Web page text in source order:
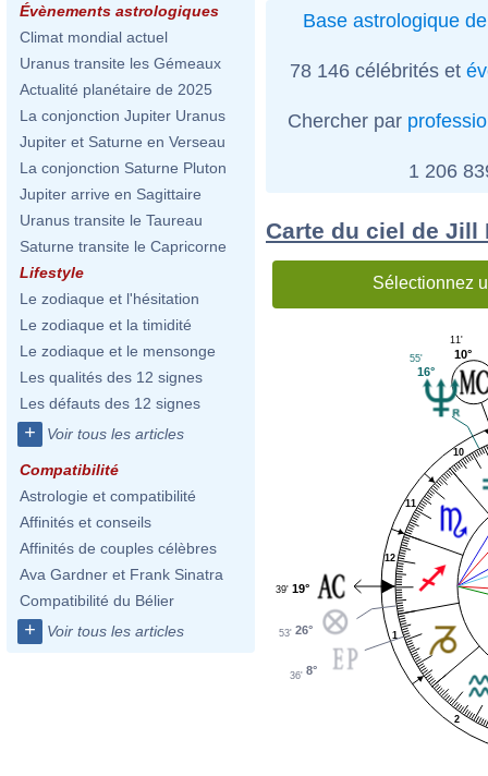
Évènements astrologiques
Climat mondial actuel
Uranus transite les Gémeaux
Actualité planétaire de 2025
La conjonction Jupiter Uranus
Jupiter et Saturne en Verseau
La conjonction Saturne Pluton
Jupiter arrive en Sagittaire
Uranus transite le Taureau
Saturne transite le Capricorne
Lifestyle
Le zodiaque et l'hésitation
Le zodiaque et la timidité
Le zodiaque et le mensonge
Les qualités des 12 signes
Les défauts des 12 signes
+ Voir tous les articles
Compatibilité
Astrologie et compatibilité
Affinités et conseils
Affinités de couples célèbres
Ava Gardner et Frank Sinatra
Compatibilité du Bélier
+ Voir tous les articles
Base astrologique
78 146 célébrités et
Chercher par
1 206
Carte du ciel de
Sélectionnez
1
2
10
11
12
10°
11'
16°
55'
19°
39'
26°
53'
8°
36'